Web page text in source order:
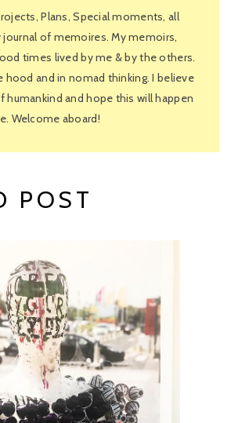
Plans, Special moments, all
of memoires. My memoirs,
times lived by me & by the others.
hood and in nomad thinking. I believe
humankind and hope this will happen
Welcome aboard!
POST